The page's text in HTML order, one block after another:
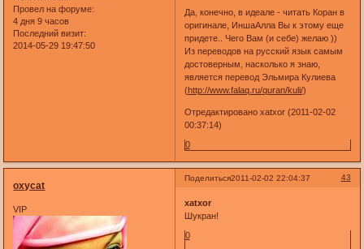
Провел на форуме:
4 дня 9 часов
Последний визит:
2014-05-29 19:47:50
Да, конечно, в идеале - читать Коран в
оригинале, ИншаАлла Вы к этому еще
придете.. Чего Вам (и себе) желаю ))
Из переводов на русский язык самым
достоверным, насколько я знаю,
является перевод Эльмира Кулиева
(http://www.falaq.ru/quran/kuli/)
Отредактировано xatxor (2011-02-02
00:37:14)
0
Поделиться 43
2011-02-02 22:04:37
oxycat
VIP
xatxor
Шукран!
0